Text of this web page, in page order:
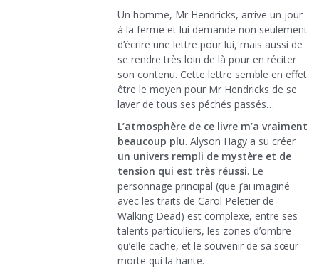
Un homme, Mr Hendricks, arrive un jour
à la ferme et lui demande non seulement
d’écrire une lettre pour lui, mais aussi de
se rendre très loin de là pour en réciter
son contenu. Cette lettre semble en effet
être le moyen pour Mr Hendricks de se
laver de tous ses péchés passés…
L’atmosphère de ce livre m’a vraiment
beaucoup plu. Alyson Hagy a su créer
un univers rempli de mystère et de
tension qui est très réussi. Le
personnage principal (que j’ai imaginé
avec les traits de Carol Peletier de
Walking Dead) est complexe, entre ses
talents particuliers, les zones d’ombre
qu’elle cache, et le souvenir de sa sœur
morte qui la hante.